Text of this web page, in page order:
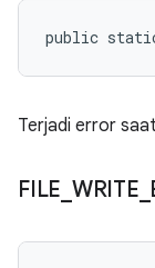
public
Terjadi error
FILE WRITE